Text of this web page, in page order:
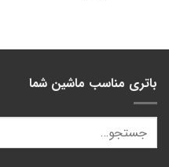
باتری مناسب ماشین شما